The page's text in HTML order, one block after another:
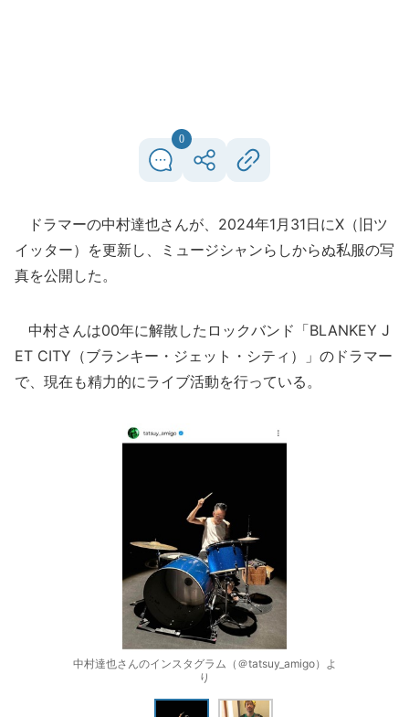
0
ドラマーの中村達也さんが、2024年1月31日にX（旧ツ
イッター）を更新し、ミュージシャンらしからぬ私服の写
真を公開した。
中村さんは00年に解散したロックバンド「BLANKEY J
ET CITY（ブランキー・ジェット・シティ）」のドラマー
で、現在も精力的にライブ活動を行っている。
中村達也さんのインスタグラム（＠tatsuy_amigo）よ
り